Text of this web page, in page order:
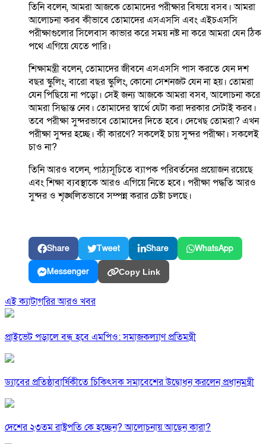
তিনি বলেন, আমরা আজকে তোমাদের পরীক্ষার বিষয়ে বসব। আমরা
আলোচনা করব কীভাবে তোমাদের এসএসসি এবং এইচএসসি
পরীক্ষাগুলোর সিলেবাস কাভার করে সময় নষ্ট না করে আমরা যেন ঠিক
পথে এগিয়ে যেতে পারি।
শিক্ষামন্ত্রী বলেন, তোমাদের জীবনে এসএসসি পাস করতে যেন দশ
বছর স্কুলিং, বারো বছর স্কুলিং, কোনো সেশনজট যেন না হয়। তোমরা
যেন পিছিয়ে না পড়ো। সেই জন্য আজকে আমরা বসব, আলোচনা করে
আমরা সিদ্ধান্ত নেব। তোমাদের স্বার্থে যেটা করা দরকার সেটাই করব।
তবে পরীক্ষা সুন্দরভাবে তোমাদের দিতে হবে। দেখেছ তোমরা? এখন
পরীক্ষা সুন্দর হচ্ছে। কী কারণে? সকলেই চায় সুন্দর পরীক্ষা। সকলেই
চাও না?
তিনি আরও বলেন, পাঠ্যসূচিতে ব্যাপক পরিবর্তনের প্রয়োজন রয়েছে
এবং শিক্ষা ব্যবস্থাকে আরও এগিয়ে নিতে হবে। পরীক্ষা পদ্ধতি আরও
সুন্দর ও শৃঙ্খলিতভাবে সম্পন্ন করার চেষ্টা চলছে।
Share Tweet Share WhatsApp
Messenger Copy Link
এই ক্যাটাগরির আরও খবর
প্রাইভেট পড়ালে বন্ধ হবে এমপিও: সমাজকল্যাণ প্রতিমন্ত্রী
ড্যাবের প্রতিষ্ঠাবার্ষিকীতে চিকিৎসক সমাবেশের উদ্বোধন করলেন প্রধানমন্ত্রী
দেশের ২৩তম রাষ্ট্রপতি কে হচ্ছেন? আলোচনায় আছেন কারা?